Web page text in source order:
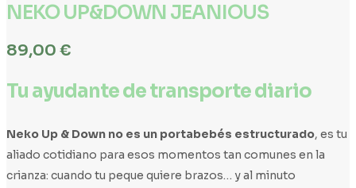
NEKO UP&DOWN JEANIOUS
89,00 €
Tu ayudante de transporte diario
Neko Up & Down no es un portabebés estructurado, es tu
aliado cotidiano para esos momentos tan comunes en la
crianza: cuando tu peque quiere brazos… y al minuto